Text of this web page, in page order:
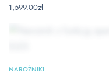
1,599.00zł
NAROŻNIKI